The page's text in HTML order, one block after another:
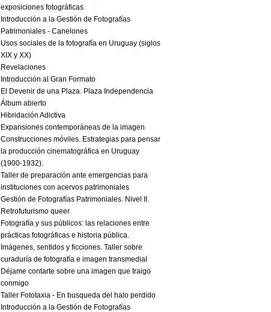
exposiciones fotográficas
Introducción a la Gestión de Fotografías
Patrimoniales - Canelones
Usos sociales de la fotografía en Uruguay (siglos
XIX y XX)
Revelaciones
Introducción al Gran Formato
El Devenir de una Plaza. Plaza Independencia
Álbum abierto
Hibridación Adictiva
Expansiones contemporáneas de la imagen
Construcciones móviles. Estrategias para pensar
la producción cinematográfica en Uruguay
(1900-1932).
Taller de preparación ante emergencias para
instituciones con acervos patrimoniales
Gestión de Fotografías Patrimoniales. Nivel II.
Retrofuturismo queer
Fotografía y sus públicos: las relaciones entre
prácticas fotográficas e historia pública.
Imágenes, sentidos y ficciones. Taller sobre
curaduría de fotografía e imagen transmedial
Déjame contarte sobre una imagen que traigo
conmigo
Taller Fototaxia - En busqueda del halo perdido
Introducción a la Gestión de Fotografías